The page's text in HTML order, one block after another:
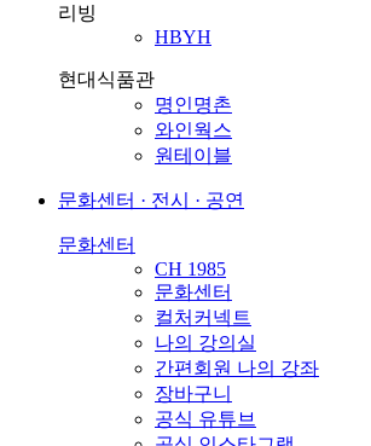
리빙
HBYH
현대식품관
명인명촌
와인웍스
원테이블
문화센터 · 전시 · 공연
문화센터
CH 1985
문화센터
컬처커넥트
나의 강의실
간편회원 나의 강좌
장바구니
공식 유튜브